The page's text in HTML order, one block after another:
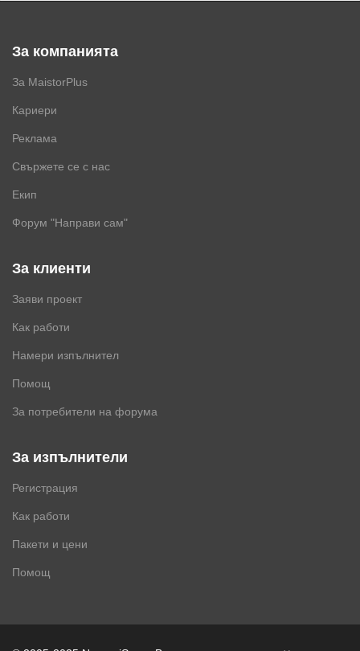
За компанията
За MaistorPlus
Кариери
Реклама
Свържете се с нас
Екип
Форум "Направи сам"
За клиенти
Заяви проект
Как работи
Намери изпълнител
Помощ
За потребители на форума
За изпълнители
Регистрация
Как работи
Пакети и цени
Помощ